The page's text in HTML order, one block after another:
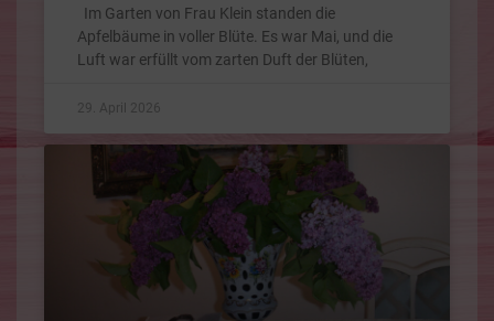
Im Garten von Frau Klein standen die
Apfelbäume in voller Blüte. Es war Mai, und die
Luft war erfüllt vom zarten Duft der Blüten,
29. April 2026